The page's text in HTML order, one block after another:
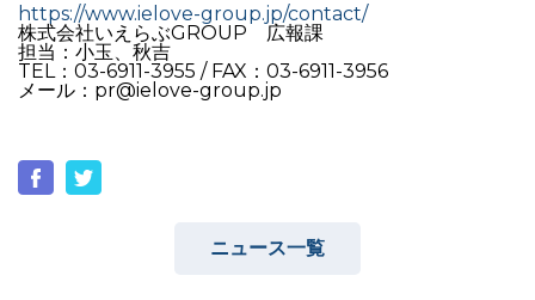
https://www.ielove-group.jp/contact/
株式会社いえらぶGROUP 広報課
担当：小玉、秋吉
TEL：03-6911-3955 / FAX：03-6911-3956
メール：pr@ielove-group.jp
ニュース一覧